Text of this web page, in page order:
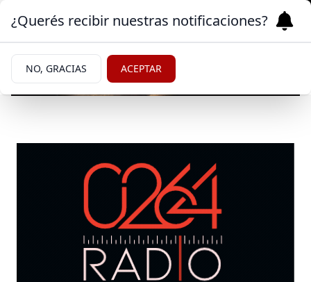
¿Querés recibir nuestras notificaciones?
NO, GRACIAS ACEPTAR